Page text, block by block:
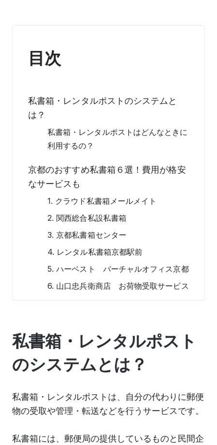
目次
私書箱・レンタルポストのシステムと
は？
私書箱・レンタルポストはどんなときに
利用するの？
京都のおすすめ私書箱６選！費用が格安
なサービスも
1. クラウド私書箱メールメイト
2. 関西総合私設私書箱
3. 京都私書箱センター
4. レンタル私書箱京都駅前
5. ハーベスト バーチャルオフィス京都
6. 山口忠兵衛商店 お荷物受取サービス
私書箱・レンタルポスト
のシステムとは？
私書箱・レンタルポストは、自分の代わりに郵便
物の受取や管理・転送などを行うサービスです。
私書箱には、郵便局の提供しているものと民間企